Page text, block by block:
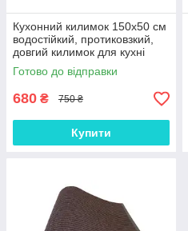
Кухонний килимок 150х50 см
водостійкий, протиковзкий,
довгий килимок для кухні
(КК43)
Готово до відправки
680 ₴ 750 ₴
Купити